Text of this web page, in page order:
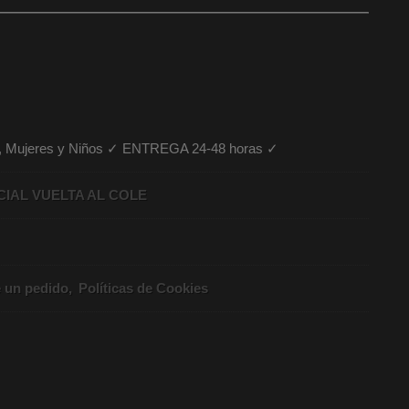
Mujeres y Niños ✓ ENTREGA 24-48 horas ✓
VUELTA AL COLE
un pedido Políticas de Cookies